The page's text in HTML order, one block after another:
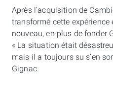
Après l’acquisition de
transformé cette expérience
nouveau, en plus de fonder
« La situation était
mais il a toujours su s’en
Gignac.